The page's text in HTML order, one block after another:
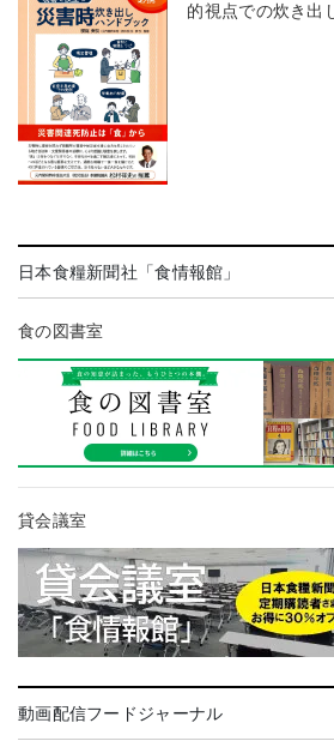
的視点での炊き出
日本食糧新聞社「食情報館」
食の図書室
貸会議室
動画配信フードジャーナル